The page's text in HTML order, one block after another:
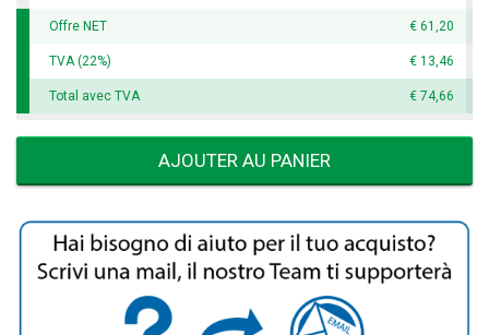
Offre NET € 61,20
TVA (22%) € 13,46
Total avec TVA € 74,66
AJOUTER AU PANIER